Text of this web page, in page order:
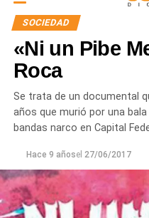
SOCIEDAD
«Ni un Pibe
Roca
Se trata de un documental
años que murió por una
bandas narco en Capital
Hace 9 añosel 27/06/2017